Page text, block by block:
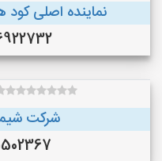
نماینده اصلی
شرکت